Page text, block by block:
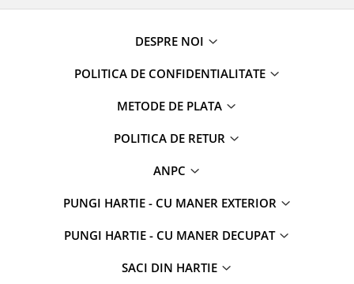
DESPRE NOI
POLITICA DE CONFIDENTIALITATE
METODE DE PLATA
POLITICA DE RETUR
ANPC
PUNGI HARTIE - CU MANER EXTERIOR
PUNGI HARTIE - CU MANER DECUPAT
SACI DIN HARTIE